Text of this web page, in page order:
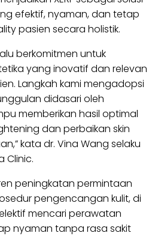
efektif, nyaman, dan tetap
pasien secara holistik.
berkomitmen untuk
yang inovatif dan relevan
Langkah kami mengadopsi
didasari oleh
memberikan hasil optimal
dan perbaikan skin
kata dr. Vina Wang selaku
Clinic.
peningkatan permintaan
pengencangan kulit, di
mencari perawatan
nyaman tanpa rasa sakit